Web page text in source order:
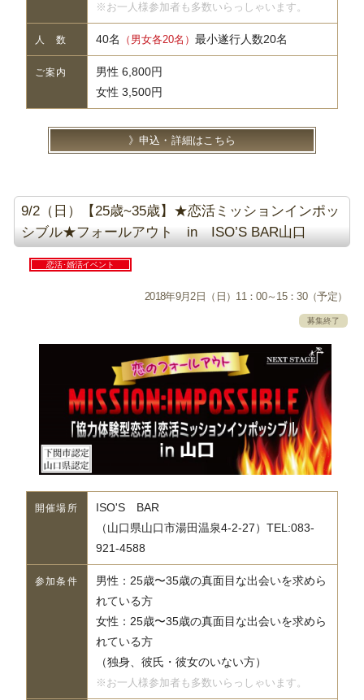
※お一人様参加者も多数いらっしゃいます。
人 数 40名 （男女各20名） 最小遂行人数20名
ご案内
男性 6,800円
女性 3,500円
申込・詳細はこちら
9/2（日）【25歳~35歳】★恋活ミッションインポッ
シブル★フォールアウト in ISO’S BAR山口
恋活･婚活イベント
2018年9月2日（日）11：00～15：30（予定）
募集終了
開催場所
ISO'S BAR
（山口県山口市湯田温泉4-2-27）TEL:083-
921-4588
参加条件
男性：25歳〜35歳の真面目な出会いを求めら
れている方
女性：25歳〜35歳の真面目な出会いを求めら
れている方
（独身、彼氏・彼女のいない方）
※お一人様参加者も多数いらっしゃいます。